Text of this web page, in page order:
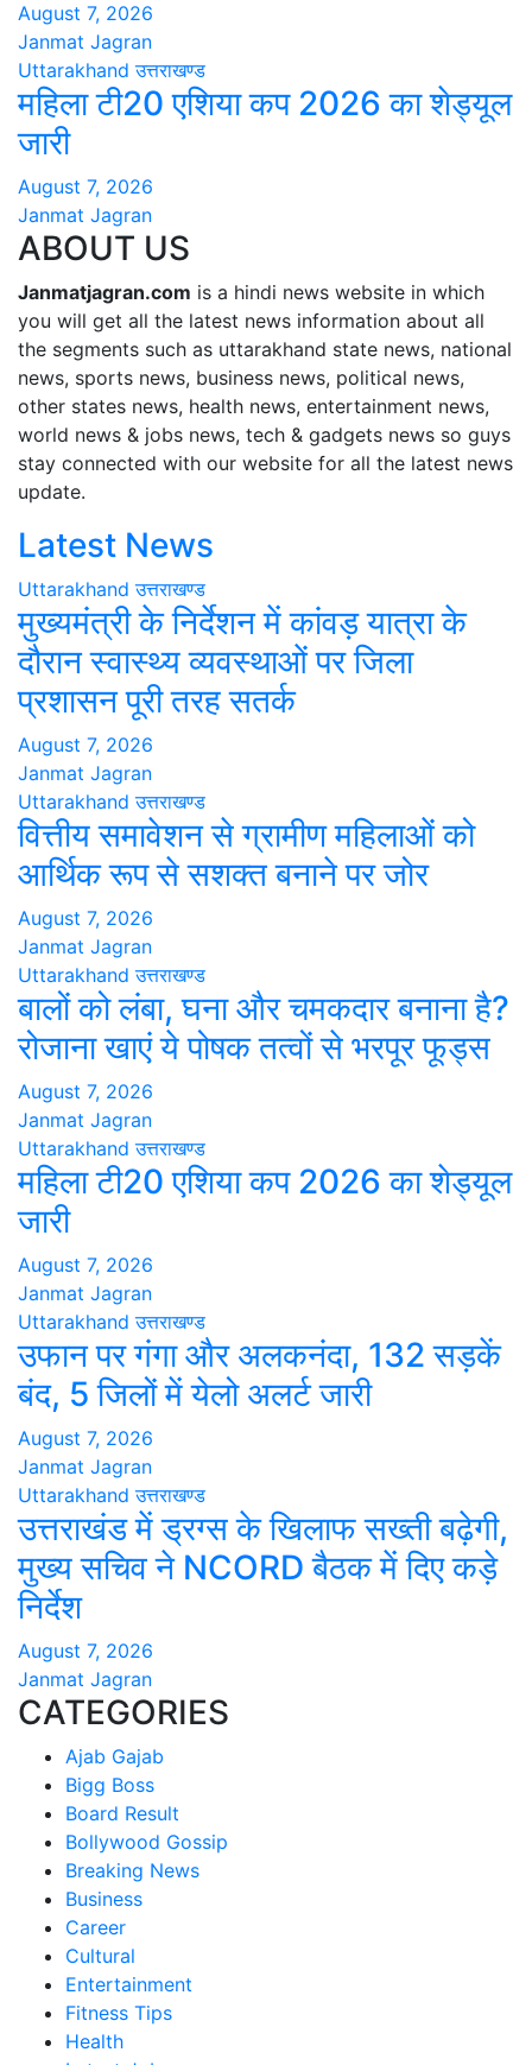
August 7, 2026
Janmat Jagran
Uttarakhand उत्तराखण्ड
महिला टी20 एशिया कप 2026 का शेड्यूल
जारी
August 7, 2026
Janmat Jagran
ABOUT US
Janmatjagran.com is a hindi news website in which
you will get all the latest news information about all
the segments such as uttarakhand state news, national
news, sports news, business news, political news,
other states news, health news, entertainment news,
world news & jobs news, tech & gadgets news so guys
stay connected with our website for all the latest news
update.
Latest News
Uttarakhand उत्तराखण्ड
मुख्यमंत्री के निर्देशन में कांवड़ यात्रा के
दौरान स्वास्थ्य व्यवस्थाओं पर जिला
प्रशासन पूरी तरह सतर्क
August 7, 2026
Janmat Jagran
Uttarakhand उत्तराखण्ड
वित्तीय समावेशन से ग्रामीण महिलाओं को
आर्थिक रूप से सशक्त बनाने पर जोर
August 7, 2026
Janmat Jagran
Uttarakhand उत्तराखण्ड
बालों को लंबा, घना और चमकदार बनाना है?
रोजाना खाएं ये पोषक तत्वों से भरपूर फूड्स
August 7, 2026
Janmat Jagran
Uttarakhand उत्तराखण्ड
महिला टी20 एशिया कप 2026 का शेड्यूल
जारी
August 7, 2026
Janmat Jagran
Uttarakhand उत्तराखण्ड
उफान पर गंगा और अलकनंदा, 132 सड़कें
बंद, 5 जिलों में येलो अलर्ट जारी
August 7, 2026
Janmat Jagran
Uttarakhand उत्तराखण्ड
उत्तराखंड में ड्रग्स के खिलाफ सख्ती बढ़ेगी,
मुख्य सचिव ने NCORD बैठक में दिए कड़े
निर्देश
August 7, 2026
Janmat Jagran
CATEGORIES
Ajab Gajab
Bigg Boss
Board Result
Bollywood Gossip
Breaking News
Business
Career
Cultural
Entertainment
Fitness Tips
Health